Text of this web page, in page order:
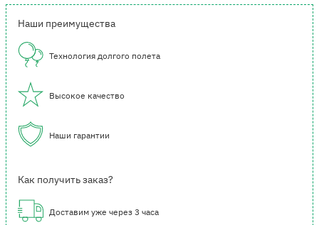
Наши преимущества
Технология долгого полета
Высокое качество
Наши гарантии
Как получить заказ?
Доставим уже через 3 часа